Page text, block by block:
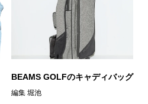
BEAMS GOLFのキャディバッグ
編集 堀池